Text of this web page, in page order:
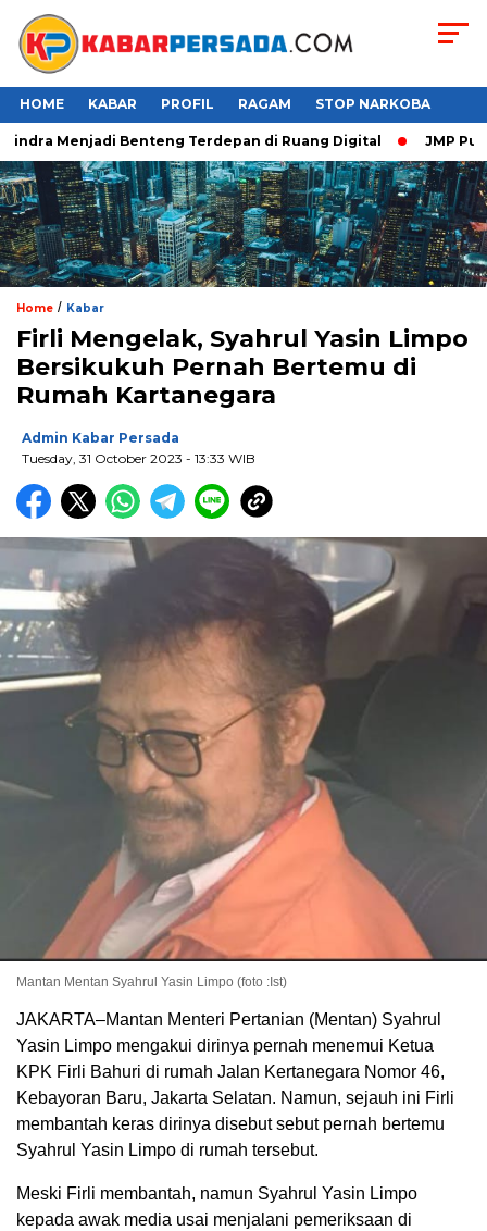
HOME KABAR PROFIL RAGAM STOP NARKOBA
Menjadi Benteng Terdepan di Ruang Digital JMP Puji
Home / Kabar
Firli Mengelak, Syahrul Yasin Limpo
Bersikukuh Pernah Bertemu di
Rumah Kartanegara
Admin Kabar Persada
Tuesday, 31 October 2023 - 13:33 WIB
Mantan Mentan Syahrul Yasin Limpo (foto :Ist)
JAKARTA–Mantan Menteri Pertanian (Mentan) Syahrul
Yasin Limpo mengakui dirinya pernah menemui Ketua
KPK Firli Bahuri di rumah Jalan Kertanegara Nomor 46,
Kebayoran Baru, Jakarta Selatan. Namun, sejauh ini Firli
membantah keras dirinya disebut sebut pernah bertemu
Syahrul Yasin Limpo di rumah tersebut.
Meski Firli membantah, namun Syahrul Yasin Limpo
kepada awak media usai menjalani pemeriksaan di